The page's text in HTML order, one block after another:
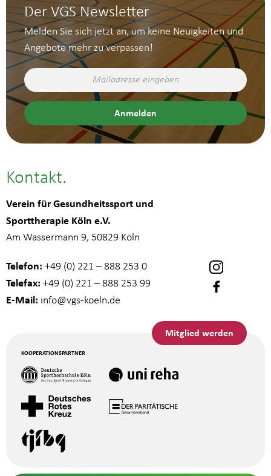
Der VGS Newsletter
Melden Sie sich jetzt an, um keine Neuigkeiten und
Angebote mehr zu verpassen!
Kontakt
Verein für Gesundheitssport und
Sporttherapie Köln e.V.
Am Wassermann 9, 50829 Köln
Telefon: +49 (0) 221 – 888 253 0
Telefax: +49 (0) 221 – 888 253 99
E-Mail: info@vgs-koeln.de
Mitglied werden
KOOPERATIONSPARTNER